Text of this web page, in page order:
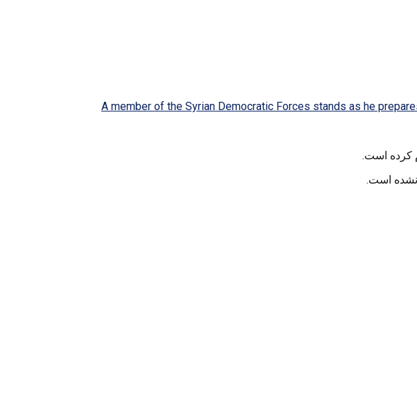
A member of the Syrian Democratic Forces stands as he
کرده است.
است.